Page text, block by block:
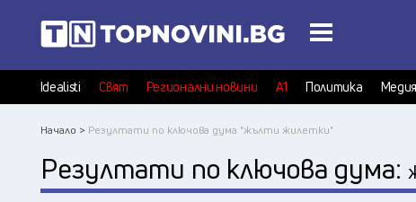
Idealisti Свят Регионални новини А1 Политика
Начало > Резултати по ключова дума "жълти жилетки"
Резултати по ключова дума: